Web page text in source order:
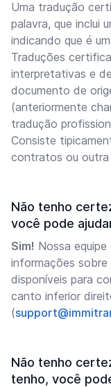
Uma tradução
palavra, que inclui
indicando que é
Traduções
interpretativas e
documento de
(anteriormente
tradução
Consiste
contratos ou outra
Não tenho
você pode
Sim! Nossa
informações sobre
disponíveis para
canto inferior
(
Não tenho
tenho, você